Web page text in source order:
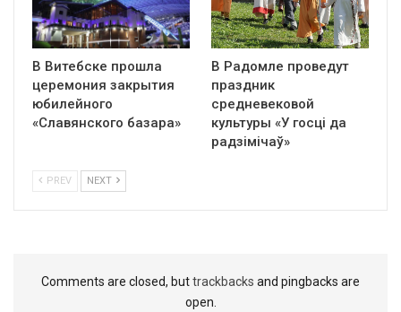
В Витебске прошла
церемония закрытия
юбилейного
«Славянского базара»
В Радомле проведут
праздник
средневековой
культуры «У госці да
радзімічаў»
PREV NEXT
Comments are closed, buttrackbacks and pingbacks are
open.